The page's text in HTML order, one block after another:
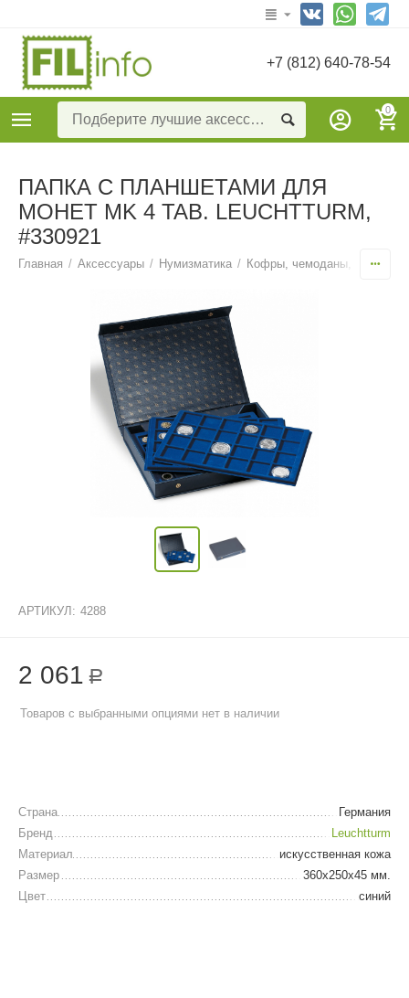
+7 (812) 640-78-54
0
ПАПКА С ПЛАНШЕТАМИ ДЛЯ
МОНЕТ MK 4 TAB. LEUCHTTURM,
#330921
Главная / Аксессуары / Нумизматика / Кофры, чемоданы, коробки
АРТИКУЛ: 4288
2 061 Р
Товаров с выбранными опциями нет в наличии
Страна
Германия
Бренд
Leuchtturm
Материал
искусственная кожа
Размер
360х250х45 мм.
Цвет
синий